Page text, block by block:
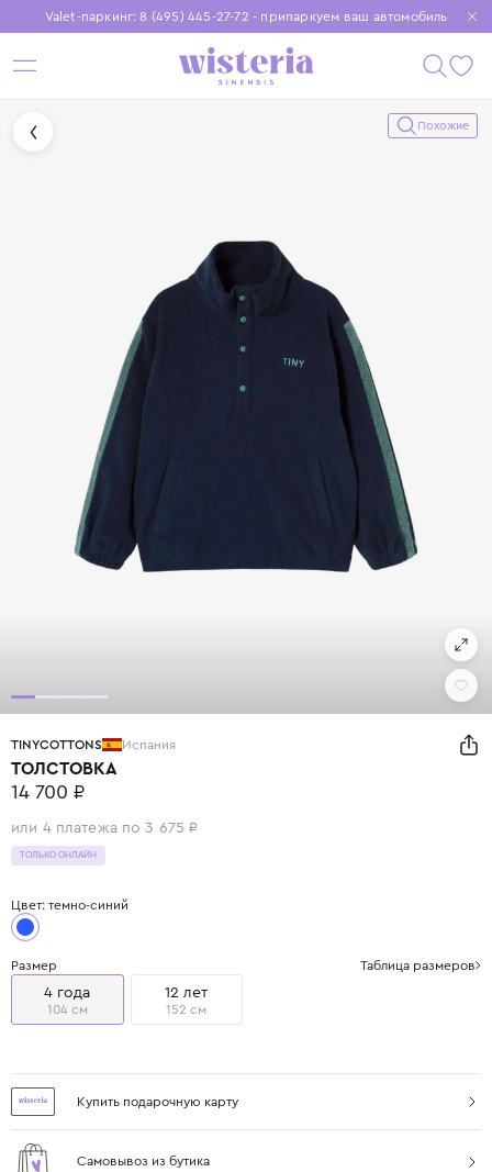
Valet-паркинг: 8 (495) 445-27-72 - припаркуем ваш автомобиль
Бесплатная доставка при заказе от 15 000 ₽
Установите приложение, чтобы покупки были еще удобнее
Похожие
TINYCOTTONS Испания
ТОЛСТОВКА
14 700 ₽
или 4 платежа по 3 675 ₽
ТОЛЬКО ОНЛАЙН
Цвет: темно-синий
Размер Таблица размеров
4 года
104 см
12 лет
152 см
Купить подарочную карту
Самовывоз из бутика